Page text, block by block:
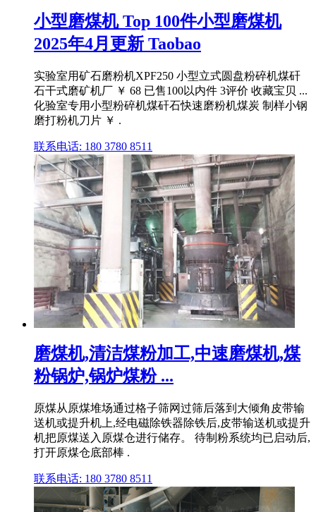
小型磨煤机 Top 100件小型磨煤机
2025年4月更新 Taobao
实验室用矿石磨粉机XPF250 小型立式圆盘粉碎机煤矸
石干式磨矿机厂 ￥ 68 已售100以内件 3评价 收藏宝贝 ...
化验室专用小型粉碎机煤矸石快速磨粉机煤炭 制样小钢
磨打粉机刀片 ￥ .
联系电话: 180 3780 8511
磨煤机,清洁煤粉加工,中速磨煤机,煤
粉锅炉,锅炉煤粉 ...
原煤从原煤堆场通过格子筛网过筛后落到大倾角皮带输
送机或提升机上,经电磁除铁器除铁后,皮带输送机或提升
机把原煤送入原煤仓进行储存。 待制粉系统均已启动后,
打开原煤仓底部棒 .
联系电话: 180 3780 8511